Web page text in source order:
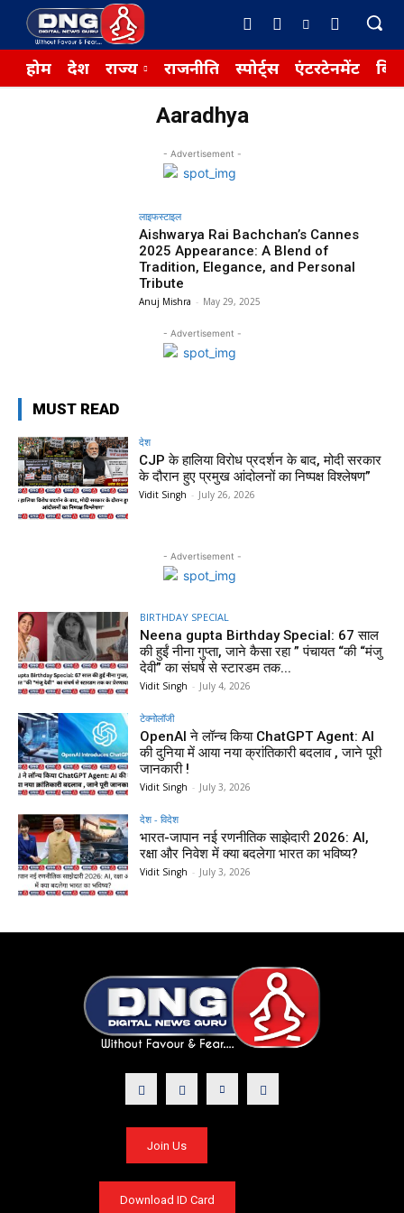
होम देश राज्य राजनीति स्पोर्ट्स एंटरटेनमेंट
Aaradhya
- Advertisement -
लाइफस्टाइल
Aishwarya Rai Bachchan’s Cannes
2025 Appearance: A Blend of
Tradition, Elegance, and Personal
Tribute
Anuj Mishra - May 29, 2025
- Advertisement -
MUST READ
देश
CJP के हालिया विरोध प्रदर्शन के बाद, मोदी सरकार
के दौरान हुए प्रमुख आंदोलनों का निष्पक्ष विश्लेषण”
Vidit Singh - July 26, 2026
- Advertisement -
BIRTHDAY SPECIAL
Neena gupta Birthday Special: 67 साल
की हुईं नीना गुप्ता, जाने कैसा रहा ” पंचायत “की “मंजु
देवी” का संघर्ष से स्टारडम तक...
Vidit Singh - July 4, 2026
टेक्नोलॉजी
OpenAI ने लॉन्च किया ChatGPT Agent: AI
की दुनिया में आया नया क्रांतिकारी बदलाव , जाने पूरी
जानकारी !
Vidit Singh - July 3, 2026
देश - विदेश
भारत-जापान नई रणनीतिक साझेदारी 2026: AI,
रक्षा और निवेश में क्या बदलेगा भारत का भविष्य?
Vidit Singh - July 3, 2026
Join Us
Download ID Card